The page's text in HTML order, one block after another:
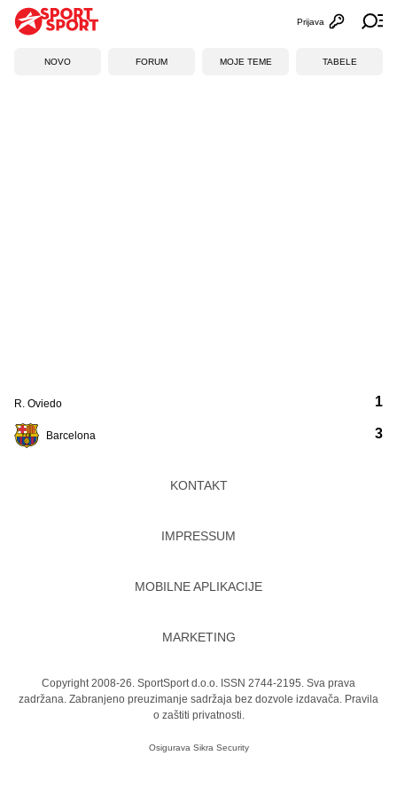
Otvori
Prijava
NOVO FORUM MOJE TEME TABELE
R. Oviedo
Barcelona
1
3
KONTAKT
IMPRESSUM
MOBILNE APLIKACIJE
MARKETING
Copyright 2008-26. SportSport d.o.o. ISSN 2744-2195. Sva prava
zadržana. Zabranjeno preuzimanje sadržaja bez dozvole izdavača. Pravila
o zaštiti privatnosti.
Osigurava Sikra Security